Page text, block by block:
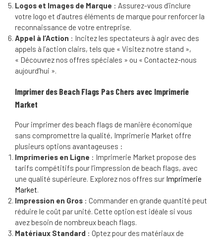
Logos et Images de Marque : Assurez-vous d’inclure
votre logo et d’autres éléments de marque pour renforcer la
reconnaissance de votre entreprise.
Appel à l’Action : Incitez les spectateurs à agir avec des
appels à l’action clairs, tels que « Visitez notre stand »,
« Découvrez nos offres spéciales » ou « Contactez-nous
aujourd’hui ».
Imprimer des Beach Flags Pas Chers avec Imprimerie
Market
Pour imprimer des beach flags de manière économique
sans compromettre la qualité, Imprimerie Market offre
plusieurs options avantageuses :
Imprimeries en Ligne : Imprimerie Market propose des
tarifs compétitifs pour l’impression de beach flags, avec
une qualité supérieure. Explorez nos offres sur Imprimerie
Market.
Impression en Gros : Commander en grande quantité peut
réduire le coût par unité. Cette option est idéale si vous
avez besoin de nombreux beach flags.
Matériaux Standard : Optez pour des matériaux de